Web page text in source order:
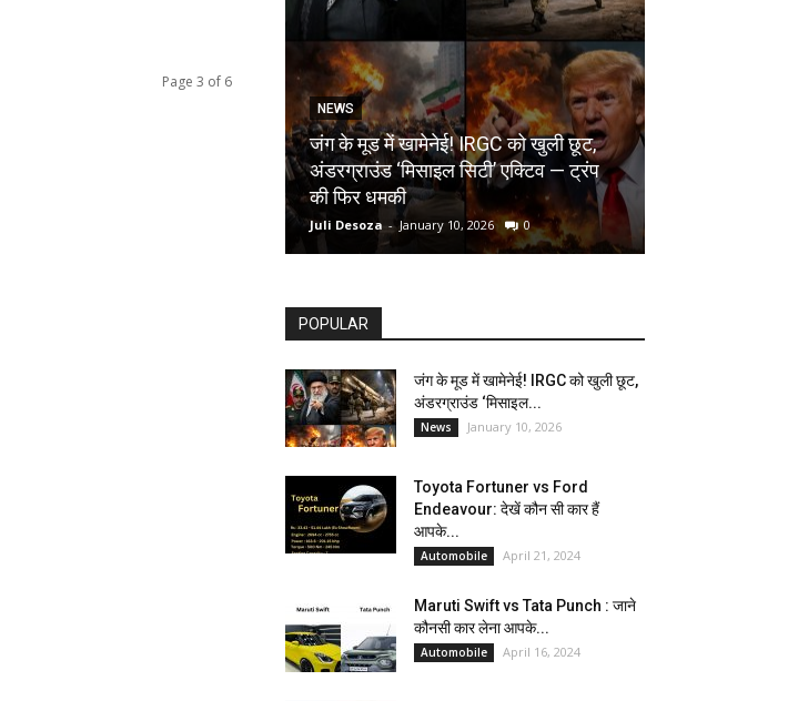
Page 3 of 6
NEWS
जंग के मूड में खामेनेई! IRGC को खुली छूट,
अंडरग्राउंड ‘मिसाइल सिटी’ एक्टिव — ट्रंप
की फिर धमकी
Juli Desoza - January 10, 2026 0
POPULAR
जंग के मूड में खामेनेई! IRGC को खुली छूट,
अंडरग्राउंड ‘मिसाइल...
News January 10, 2026
Toyota Fortuner vs Ford
Endeavour: देखें कौन सी कार हैं
आपके...
Automobile April 21, 2024
Maruti Swift vs Tata Punch : जाने
कौनसी कार लेना आपके...
Automobile April 16, 2024